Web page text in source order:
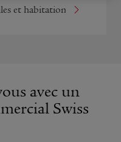
et habitation
avec un
Swiss